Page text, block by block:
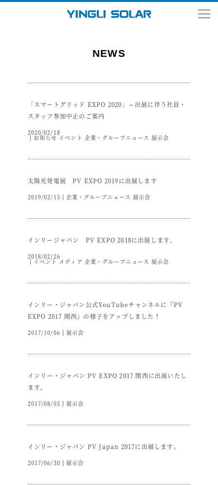
NEWS
「スマートグリッド EXPO 2020」～出展に伴う社員・
スタッフ参加中止のご案内
2020/02/18
お知らせ イベント 企業・グループニュース 展示会
太陽光発電展 PV EXPO 2019に出展します
2019/02/15 企業・グループニュース 展示会
インリージャパン PV EXPO 2018に出展します。
2018/02/26
イベント メディア 企業・グループニュース 展示会
インリー・ジャパン公式YouTubeチャンネルに『PV
EXPO 2017 関西』の様子をアップしました！
2017/10/06 展示会
インリー・ジャパン PV EXPO 2017 関西に出展いたし
ます。
2017/08/05 展示会
インリー・ジャパン PV Japan 2017に出展します。
2017/06/30 展示会